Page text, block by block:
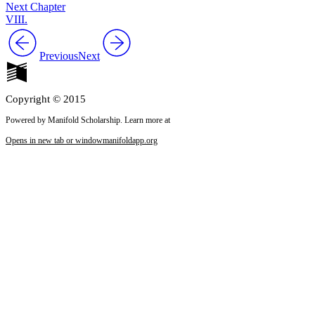
Next Chapter
VIII.
PreviousNext
Copyright © 2015
Powered by Manifold Scholarship. Learn more at
Opens in new tab or windowmanifoldapp.org